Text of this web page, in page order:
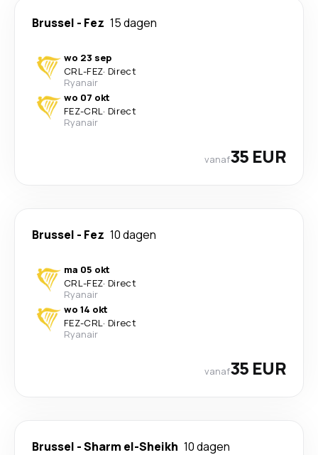
Brussel - Fez 15 dagen
wo 23 sep
CRL-FEZ· Direct
Ryanair
wo 07 okt
FEZ-CRL· Direct
Ryanair
vanaf35 EUR
Brussel - Fez 10 dagen
ma 05 okt
CRL-FEZ· Direct
Ryanair
wo 14 okt
FEZ-CRL· Direct
Ryanair
vanaf35 EUR
Brussel -Sharm el-Sheikh 10 dagen